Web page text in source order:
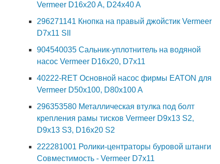
Vermeer D16x20 A, D24x40 A
296271141 Кнопка на правый джойстик Vermeer
D7x11 SII
904540035 Сальник-уплотнитель на водяной
насос Vermeer D16x20, D7x11
40222-RET Основной насос фирмы EATON для
Vermeer D50x100, D80x100 A
296353580 Металлическая втулка под болт
крепления рамы тисков Vermeer D9x13 S2,
D9x13 S3, D16x20 S2
222281001 Ролики-центраторы буровой штанги
Совместимость - Vermeer D7x11